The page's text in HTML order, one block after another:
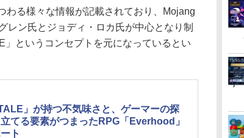
る様々な情報が記載されており、Mojang
レン氏とジョディ・ロカ氏が中心となり制
というコンセプトを元になっているとい
」が持つ不気味さと、ゲーマーの探
てる要素がつまったRPG「Everhood」
ト